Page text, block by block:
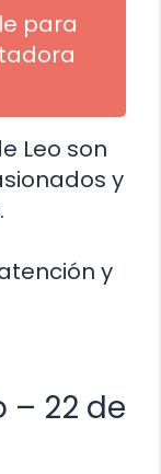
para
Leo son
y
y
– 22 de